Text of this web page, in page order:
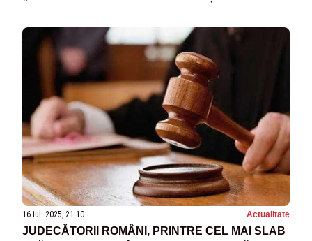
16 iul. 2025, 21:10 Actualitate
JUDECĂTORII ROMÂNI, PRINTRE CEL MAI SLAB